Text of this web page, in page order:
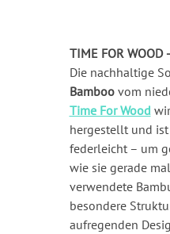
TIME FOR WOOD
Die nachhaltige
Bamboovom
Time For Wood
hergestellt und
federleicht – um
wie sie gerade
verwendete
besondere
aufregenden